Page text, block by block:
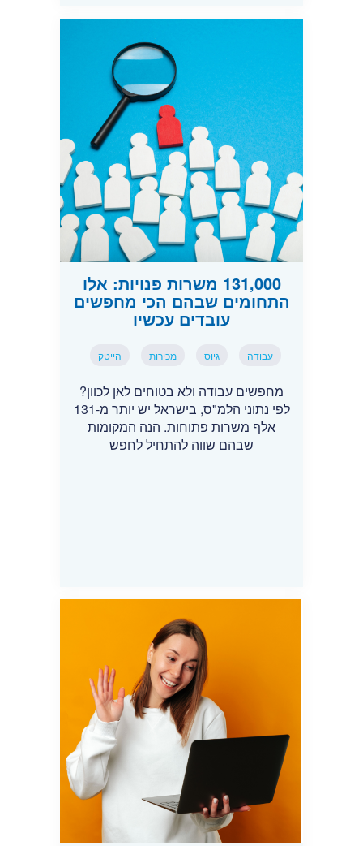
131,000 משרות פנויות: אלו
התחומים שבהם הכי מחפשים
עובדים עכשיו
עבודה גיוס מכירות הייטק
מחפשים עבודה ולא בטוחים לאן לכוון?
לפי נתוני הלמ"ס, בישראל יש יותר מ-131
אלף משרות פתוחות. הנה המקומות
שבהם שווה להתחיל לחפש